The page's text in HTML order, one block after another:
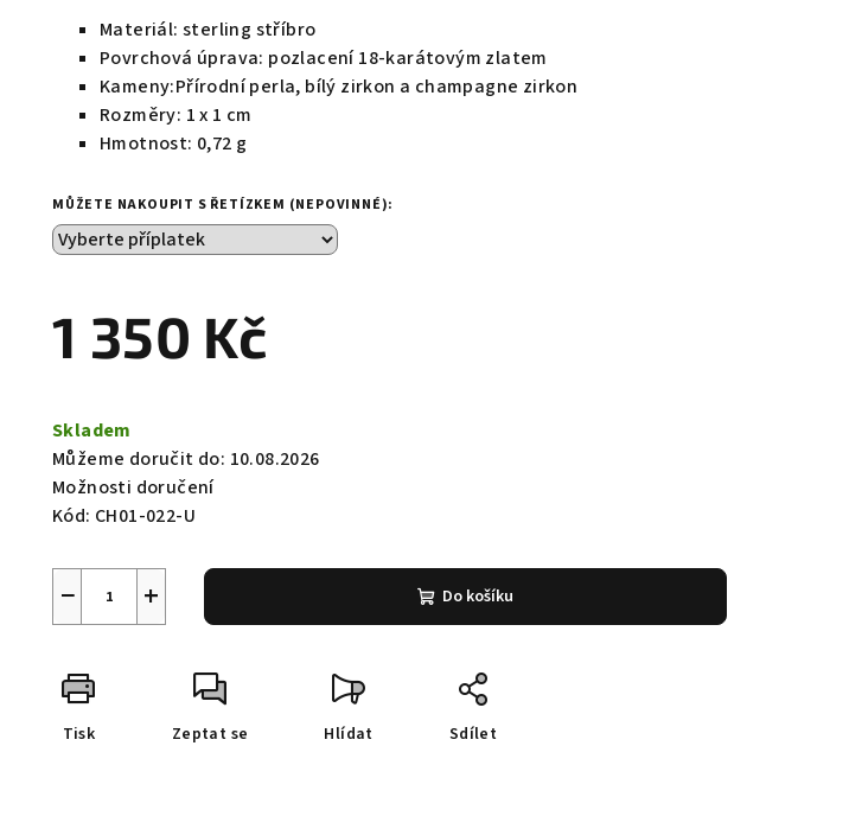
hvězdiček.
Materiál: sterling stříbro
Povrchová úprava: pozlacení 18-karátovým zlatem
Kameny:Přírodní perla, bílý zirkon a champagne zirkon
Rozměry: 1 x 1 cm
Hmotnost: 0,72 g
MŮŽETE NAKOUPIT S ŘETÍZKEM (NEPOVINNÉ):
1 350 Kč
cena:
Skladem
Můžeme doručit do: 10.08.2026
Možnosti doručení
Kód: CH01-022-U
+
− Do košíku
Tisk Zeptat se Hlídat Sdílet